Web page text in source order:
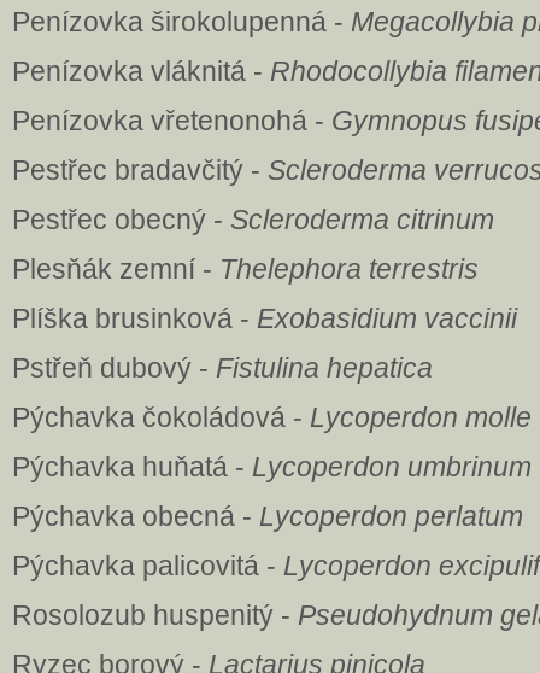
Penízovka širokolupenná - Megacollybia
Penízovka vláknitá - Rhodocollybia
Penízovka vřetenonohá - Gymnopus
Pestřec bradavčitý - Scleroderma
Pestřec obecný - Scleroderma citrinum
Plesňák zemní - Thelephora terrestris
Plíška brusinková - Exobasidium vaccinii
Pstřeň dubový - Fistulina hepatica
Pýchavka čokoládová - Lycoperdon molle
Pýchavka huňatá - Lycoperdon umbrinum
Pýchavka obecná - Lycoperdon perlatum
Pýchavka palicovitá - Lycoperdon
Rosolozub huspenitý - Pseudohydnum
Ryzec borový - Lactarius pinicola